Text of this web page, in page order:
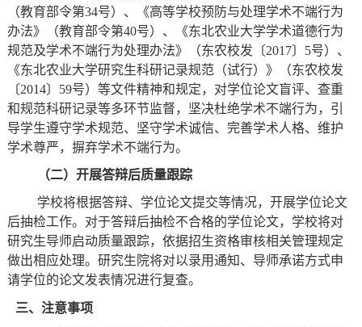
（教育部令第34号）、《高等学校预防与处理学术不端行为
办法》（教育部令第40号）、《东北农业大学学术道德行为
规范及学术不端行为处理办法》（东农校发〔2017〕5号）、
《东北农业大学研究生科研记录规范（试行）》（东农校发
〔2014〕59号）等文件精神和规定，对学位论文盲评、查重
和规范科研记录等多环节监督，坚决杜绝学术不端行为，引
导学生遵守学术规范、坚守学术诚信、完善学术人格、维护
学术尊严，摒弃学术不端行为。
（二）开展答辩后质量跟踪
学校将根据答辩、学位论文提交等情况，开展学位论文
后抽检工作。对于答辩后抽检不合格的学位论文，学校将对
研究生导师启动质量跟踪，依据招生资格审核相关管理规定
做出相应处理。研究生院将对以录用通知、导师承诺方式申
请学位的论文发表情况进行复查。
三、注意事项